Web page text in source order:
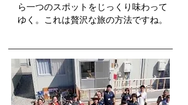
ら一つのスポットをじっくり味わって
ゆく。これは贅沢な旅の方法ですね。